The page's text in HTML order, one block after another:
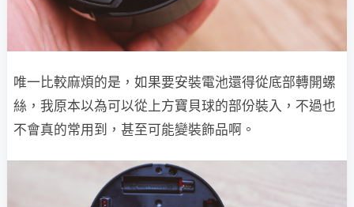
唯一比較麻煩的是，如果要安裝電池還得從底部轉開螺
絲，我原本以為可以從上方寶貝球的部份裝入，不過也
不會真的常用到，甚至可能變裝飾品啊。